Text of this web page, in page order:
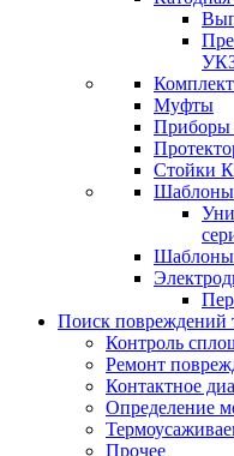
Муфты
Приборы
Стойки
Шаблоны
Шаблоны
Поиск повреждений
Контроль
Ремонт
Контактное
Определение
Прочее